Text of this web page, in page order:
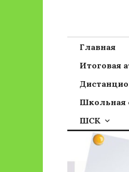
Сайт
Главная
Итоговая
Школьная
ШСК